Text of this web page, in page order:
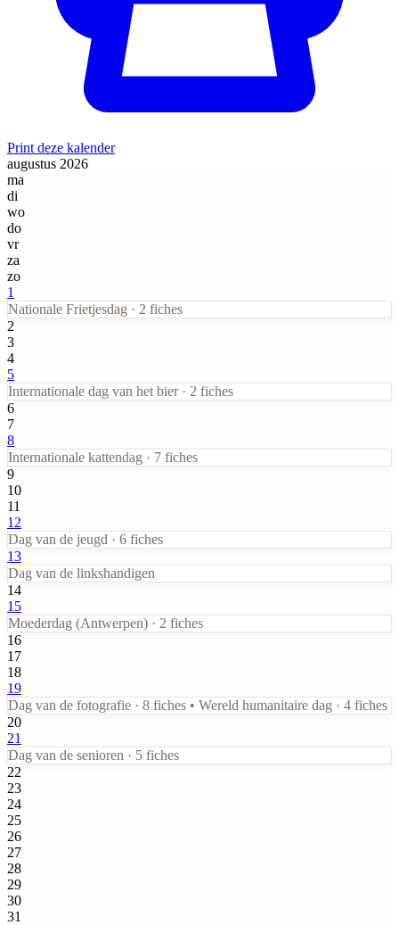
Print deze kalender
augustus 2026
ma
di
wo
do
vr
za
zo
1
Nationale Frietjesdag · 2 fiches
2
3
4
5
Internationale dag van het bier · 2 fiches
6
7
8
Internationale kattendag · 7 fiches
9
10
11
12
Dag van de jeugd · 6 fiches
13
Dag van de linkshandigen
14
15
Moederdag (Antwerpen) · 2 fiches
16
17
18
19
Dag van de fotografie · 8 fiches • Wereld humanitaire dag · 4 fiches
20
21
Dag van de senioren · 5 fiches
22
23
24
25
26
27
28
29
30
31